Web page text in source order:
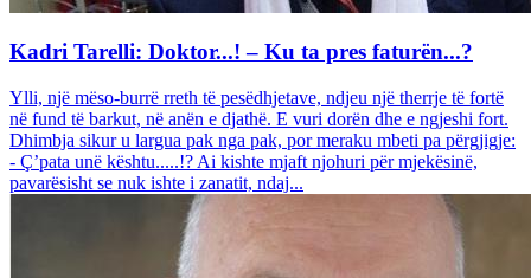
Kadri Tarelli: Doktor...! – Ku ta pres faturën...?
Ylli, një mëso-burrë rreth të pesëdhjetave, ndjeu një therrje të fortë
në fund të barkut, në anën e djathë. E vuri dorën dhe e ngjeshi fort.
Dhimbja sikur u largua pak nga pak, por meraku mbeti pa përgjigje:
- Ç’pata unë kështu.....!? Ai kishte mjaft njohuri për mjekësinë,
pavarësisht se nuk ishte i zanatit, ndaj...